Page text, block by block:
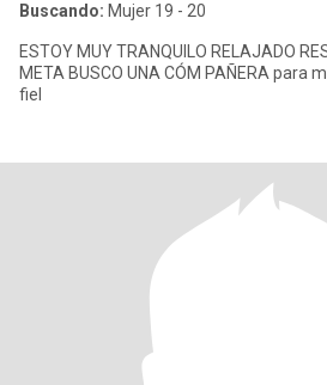
Buscando: Mujer 19 - 20
ESTOY MUY TRANQUILO RELAJADO
META BUSCO UNA CÓM PAÑERA para
fiel